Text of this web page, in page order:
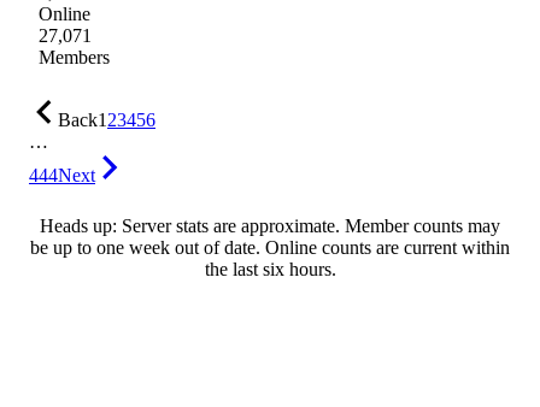
Online
27,071
Members
Back123456
…
444Next
Heads up: Server stats are approximate. Member counts may
be up to one week out of date. Online counts are current within
the last six hours.